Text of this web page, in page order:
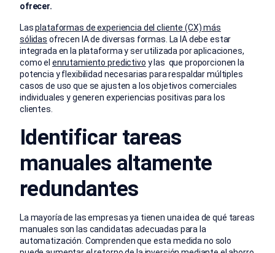
ofrecer.
Lasplataformas de experiencia del cliente (CX) más
sólidas ofrecen IA de diversas formas. La IA debe estar
integrada en la plataforma y ser utilizada por aplicaciones,
como el enrutamiento predictivo y las que proporcionen la
potencia y flexibilidad necesarias para respaldar múltiples
casos de uso que se ajusten a los objetivos comerciales
individuales y generen experiencias positivas para los
clientes.
Identificar tareas
manuales altamente
redundantes
La mayoría de las empresas ya tienen una idea de qué tareas
manuales son las candidatas adecuadas para la
automatización. Comprenden que esta medida no solo